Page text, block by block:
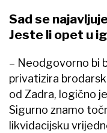
Sad se
Jeste li opet u
– Neodgovorno bi
privatizira
od Zadra, logično
Sigurno znamo
likvidacijsku